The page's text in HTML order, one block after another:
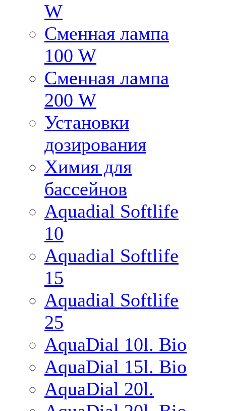
W
Сменная лампа
100 W
Сменная лампа
200 W
Установки
дозирования
Химия для
бассейнов
Aquadial Softlife
10
Aquadial Softlife
15
Aquadial Softlife
25
AquaDial 10l. Bio
AquaDial 15l. Bio
AquaDial 20l.